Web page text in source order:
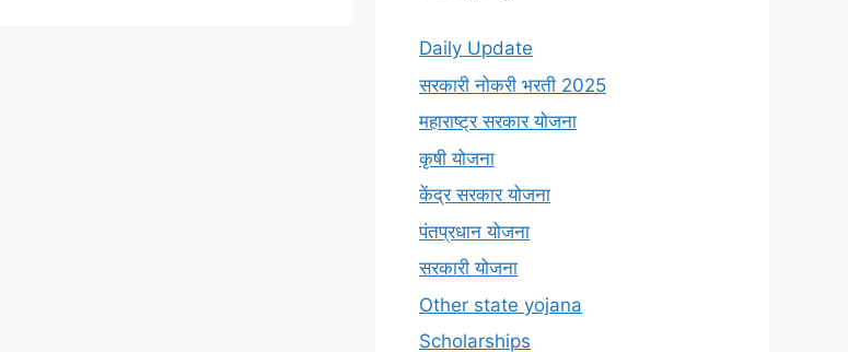
Daily Update
सरकारी नोकरी भरती 2025
महाराष्ट्र सरकार योजना
कृषी योजना
केंद्र सरकार योजना
पंतप्रधान योजना
सरकारी योजना
Other state yojana
Scholarships